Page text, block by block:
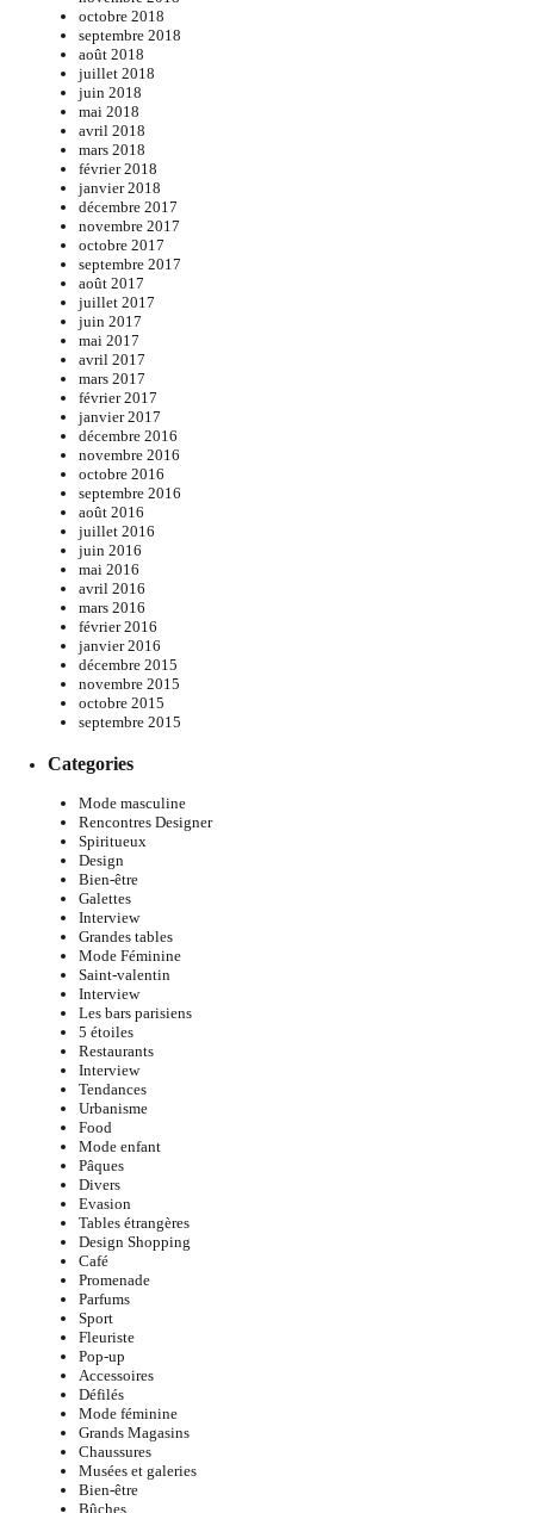
octobre 2018
septembre 2018
août 2018
juillet 2018
juin 2018
mai 2018
avril 2018
mars 2018
février 2018
janvier 2018
décembre 2017
novembre 2017
octobre 2017
septembre 2017
août 2017
juillet 2017
juin 2017
mai 2017
avril 2017
mars 2017
février 2017
janvier 2017
décembre 2016
novembre 2016
octobre 2016
septembre 2016
août 2016
juillet 2016
juin 2016
mai 2016
avril 2016
mars 2016
février 2016
janvier 2016
décembre 2015
novembre 2015
octobre 2015
septembre 2015
Categories
Mode masculine
Rencontres Designer
Spiritueux
Design
Bien-être
Galettes
Interview
Grandes tables
Mode Féminine
Saint-valentin
Interview
Les bars parisiens
5 étoiles
Restaurants
Interview
Tendances
Urbanisme
Food
Mode enfant
Pâques
Divers
Evasion
Tables étrangères
Design Shopping
Café
Promenade
Parfums
Sport
Fleuriste
Pop-up
Accessoires
Défilés
Mode féminine
Grands Magasins
Chaussures
Musées et galeries
Bien-être
Bûches